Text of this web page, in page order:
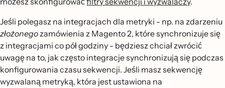
Jeśli polegasz na integracjach dla metryki - np. na zdarzeniu
złożonegozamówienia z Magento 2, które synchronizuje się
z integracjami co pół godziny - będziesz chciał zwrócić
uwagę na to, jak często integracje synchronizują się podczas
konfigurowania czasu sekwencji. Jeśli masz sekwencję
wyzwalaną metryką, która jest ustawiona na